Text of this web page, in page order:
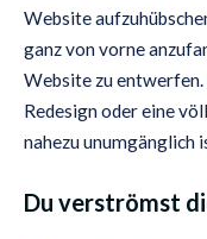
Website
ganz von vorne
Website zu entwerfen.
Redesign oder eine
nahezu unumgänglich
Du verströmst